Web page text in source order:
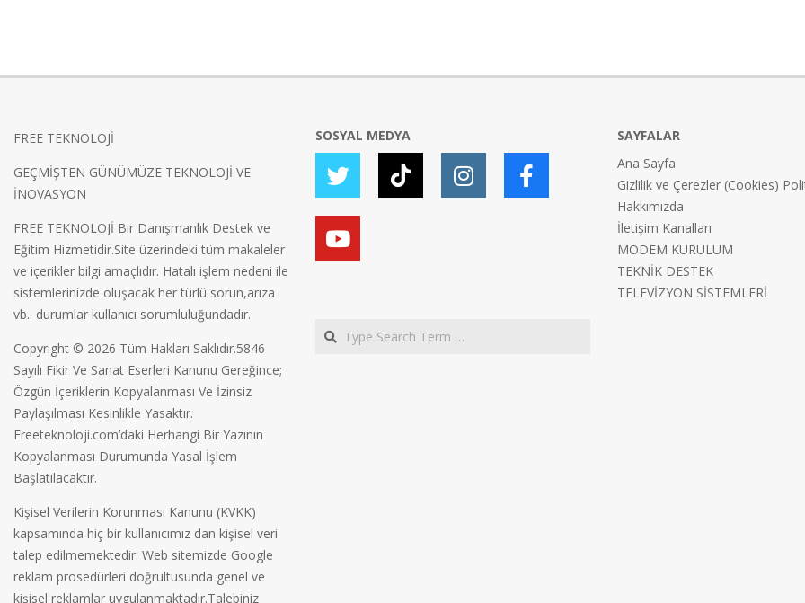
FREE TEKNOLOJİ
GEÇMİŞTEN GÜNÜMÜZE TEKNOLOJİ VE
İNOVASYON
FREE TEKNOLOJİ Bir Danışmanlık Destek ve
Eğitim Hizmetidir.Site üzerindeki tüm makaleler
ve içerikler bilgi amaçlıdır. Hatalı işlem nedeni ile
sistemlerinizde oluşacak her türlü sorun,arıza
vb.. durumlar kullanıcı sorumluluğundadır.
Copyright © 2026 Tüm Hakları Saklıdır.5846
Sayılı Fikir Ve Sanat Eserleri Kanunu Gereğince;
Özgün İçeriklerin Kopyalanması Ve İzinsiz
Paylaşılması Kesinlikle Yasaktır.
Freeteknoloji.com’daki Herhangi Bir Yazının
Kopyalanması Durumunda Yasal İşlem
Başlatılacaktır.
Kişisel Verilerin Korunması Kanunu (KVKK)
kapsamında hiç bir kullanıcımız dan kişisel veri
talep edilmemektedir. Web sitemizde Google
reklam prosedürleri doğrultusunda genel ve
kişisel reklamlar uygulanmaktadır.Talebiniz
SOSYAL MEDYA
Search
SAYFALAR
Ana Sayfa
Gizlilik ve Çerezler (Cookies)
Hakkımızda
İletişim Kanalları
MODEM KURULUM
TEKNİK DESTEK
TELEVİZYON SİSTEMLERİ